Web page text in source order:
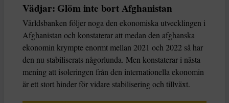
Vädjar: Glöm inte bort Afghanistan
Världsbanken följer noga den ekonomiska utvecklingen i
Afghanistan och konstaterar att medan den afghanska
ekonomin krympte enormt mellan 2021 och 2022 så har
den nu stabiliserats någorlunda. Men konstaterar i nästa
mening att isoleringen från den internationella ekonomin
är ett stort hinder för vidare stabilisering och tillväxt.